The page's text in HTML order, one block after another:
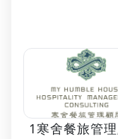
1寒舍餐旅管